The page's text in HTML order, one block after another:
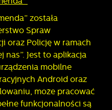
została
Spraw
oraz Policję w ramach
nas”. Jest to aplikacja
mobilne
Android oraz
może pracować
funkcjonalności są